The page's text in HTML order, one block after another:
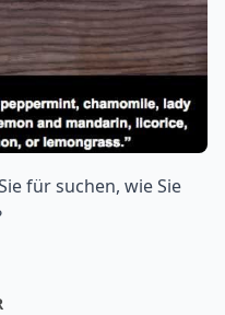
für suchen, wie Sie